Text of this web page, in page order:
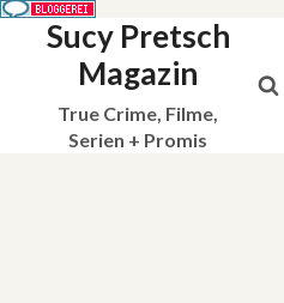
Sucy Pretsch
Magazin
True Crime, Filme,
Serien + Promis